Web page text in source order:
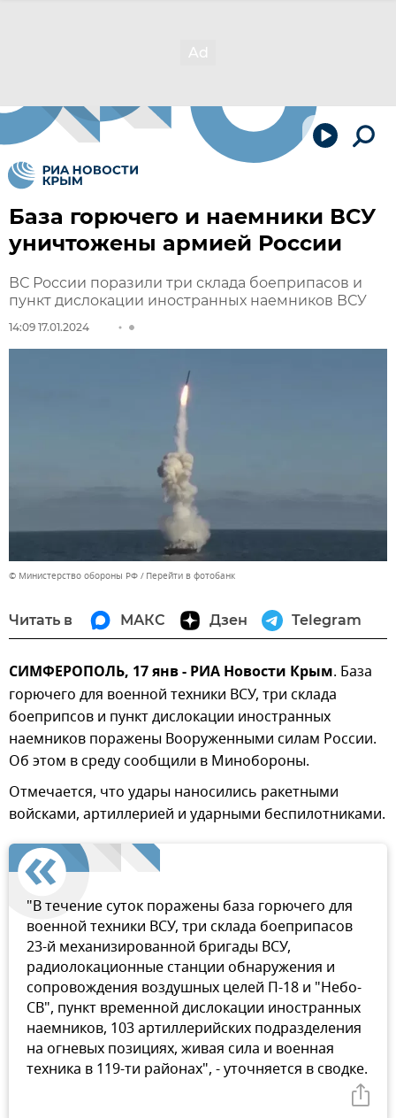
База горючего и наемники ВСУ
уничтожены армией России
ВС России поразили три склада боеприпасов и
пункт дислокации иностранных наемников ВСУ
14:09 17.01.2024
© Министерство обороны РФ Перейти в фотобанк
Читать в МАКС Дзен Telegram
СИМФЕРОПОЛЬ, 17 янв - РИА Новости Крым. База
горючего для военной техники ВСУ, три склада
боеприпсов и пункт дислокации иностранных
наемников поражены Вооруженными силам России.
Об этом в среду сообщили в Минобороны.
Отмечается, что удары наносились ракетными
войсками, артиллерией и ударными беспилотниками.
"В течение суток поражены база горючего для
военной техники ВСУ, три склада боеприпасов
23-й механизированной бригады ВСУ,
радиолокационные станции обнаружения и
сопровождения воздушных целей П-18 и "Небо-
СВ", пункт временной дислокации иностранных
наемников, 103 артиллерийских подразделения
на огневых позициях, живая сила и военная
техника в 119-ти районах", - уточняется в сводке.